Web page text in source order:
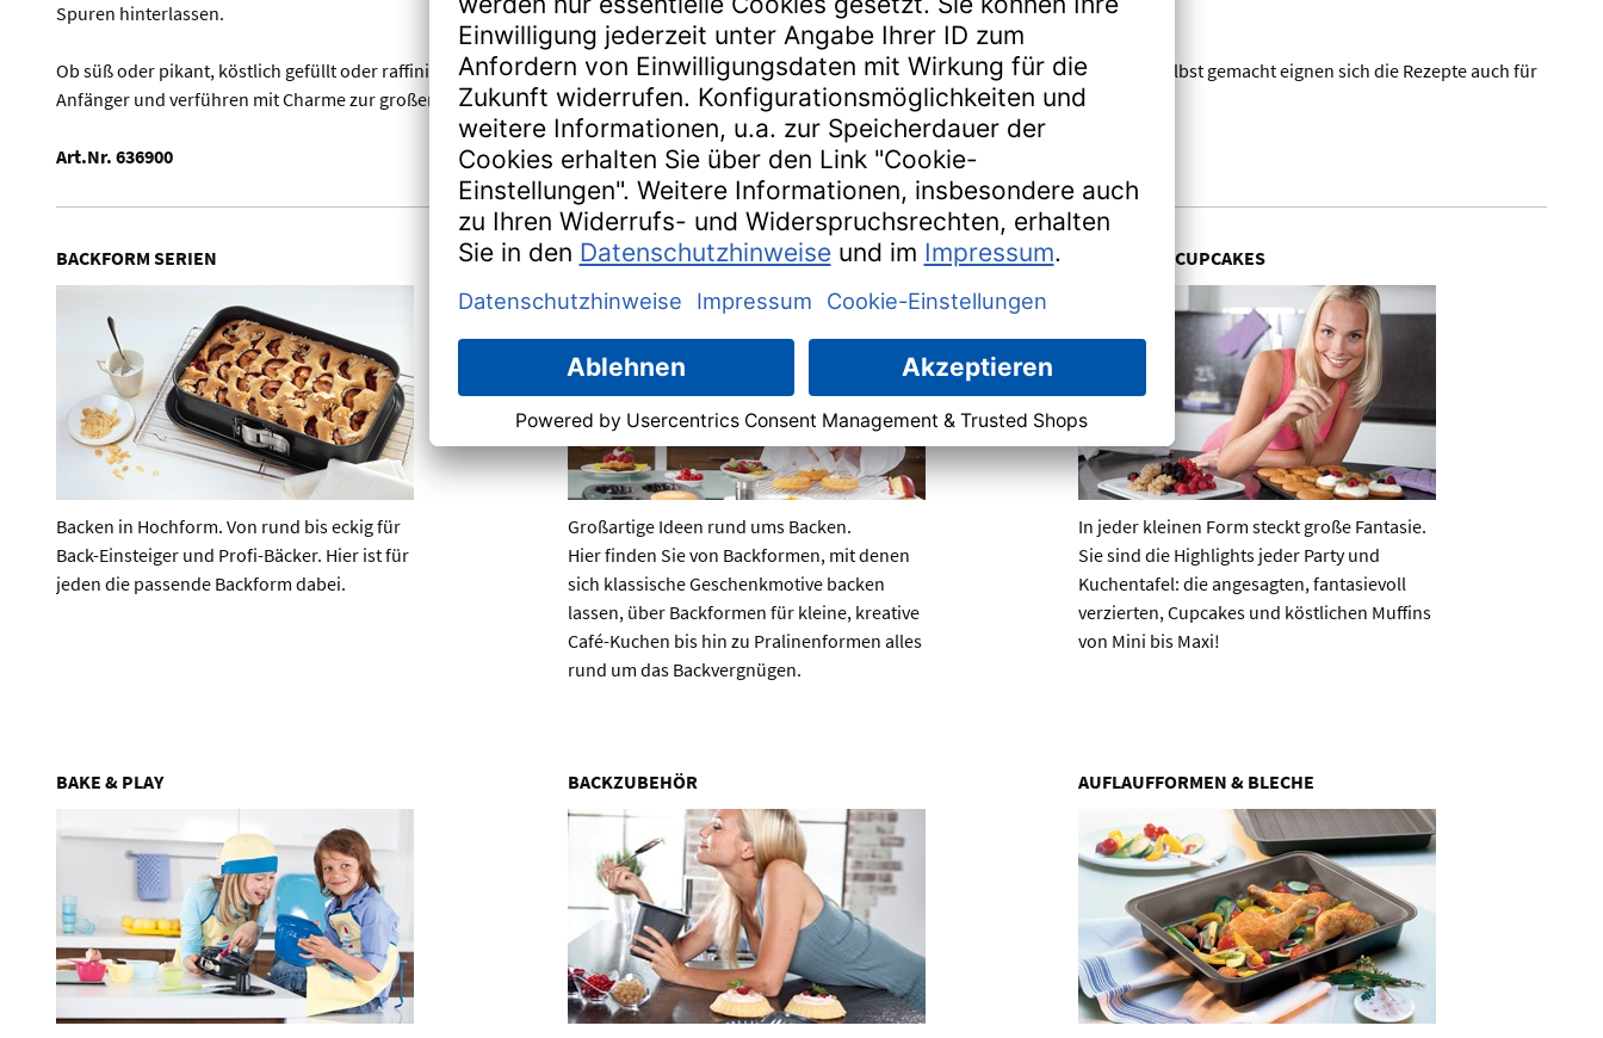
Spuren hinterlassen.
Ob süß oder pikant, köstlich gefüllt oder raffiniert verfeinert: Mit Shake &amp; Bake ist alles möglich. Ohne großen Aufwand und dennoch selbst gemacht eignen sich die Rezepte auch für
Anfänger und verführen mit Charme zur großen Backrevolution.
Art.Nr. 636900
BACKFORM SERIEN
Backen in Hochform. Von rund bis eckig für
Back-Einsteiger und Profi-Bäcker. Hier ist für
jeden die passende Backform dabei.
BACK-SPECIALS
Großartige Ideen rund ums Backen.
Hier finden Sie von Backformen, mit denen
sich klassische Geschenkmotive backen
lassen, über Backformen für kleine, kreative
Café-Kuchen bis hin zu Pralinenformen alles
rund um das Backvergnügen.
MUFFINS & CUPCAKES
In jeder kleinen Form steckt große Fantasie.
Sie sind die Highlights jeder Party und
Kuchentafel: die angesagten, fantasievoll
verzierten, Cupcakes und köstlichen Muffins
von Mini bis Maxi!
BAKE & PLAY BACKZUBEHÖR AUFLAUFFORMEN & BLECHE